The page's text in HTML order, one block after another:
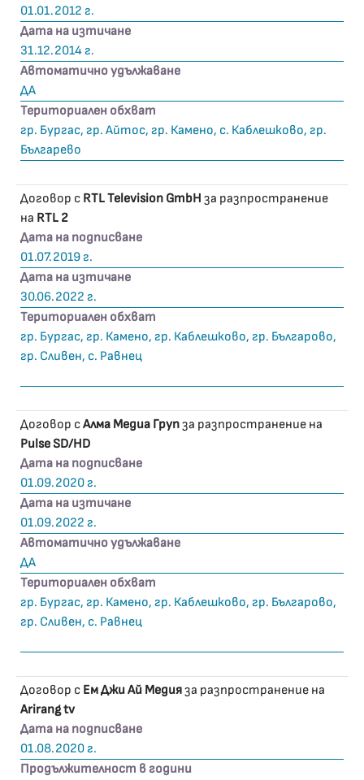
01.01.2012 г.
Дата на изтичане
31.12.2014 г.
Автоматично удължаване
ДА
Териториален обхват
гр. Бургас, гр. Айтос, гр. Камено, с. Каблешково, гр.
Българево
Договор с RTL Television GmbH за разпространение
на RTL 2
Дата на подписване
01.07.2019 г.
Дата на изтичане
30.06.2022 г.
Териториален обхват
гр. Бургас, гр. Камено, гр. Каблешково, гр. Българово,
гр. Сливен, с. Равнец
Договор сАлма Медиа Групза разпространение на
Pulse SD/HD
Дата на подписване
01.09.2020 г.
Дата на изтичане
01.09.2022 г.
Автоматично удължаване
ДА
Териториален обхват
гр. Бургас, гр. Камено, гр. Каблешково, гр. Българово,
гр. Сливен, с. Равнец
Договор с Ем Джи Ай Медияза разпространение на
Arirang tv
Дата на подписване
01.08.2020 г.
Продължителност в години